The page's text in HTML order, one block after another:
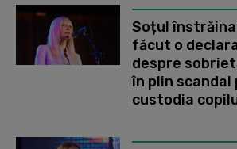
Soțul
făcut o
despre
în plin scandal
custodia